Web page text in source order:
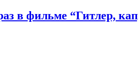
в фильме “Гитлер,